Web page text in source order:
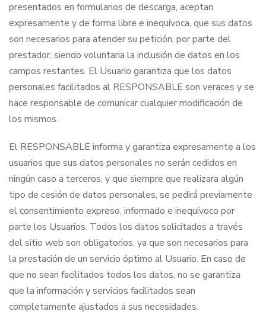
presentados en formularios de descarga, aceptan
expresamente y de forma libre e inequívoca, que sus datos
son necesarios para atender su petición, por parte del
prestador, siendo voluntaria la inclusión de datos en los
campos restantes. El Usuario garantiza que los datos
personales facilitados al RESPONSABLE son veraces y se
hace responsable de comunicar cualquier modificación de
los mismos.
El RESPONSABLE informa y garantiza expresamente a los
usuarios que sus datos personales no serán cedidos en
ningún caso a terceros, y que siempre que realizara algún
tipo de cesión de datos personales, se pedirá previamente
el consentimiento expreso, informado e inequívoco por
parte los Usuarios. Todos los datos solicitados a través
del sitio web son obligatorios, ya que son necesarios para
la prestación de un servicio óptimo al Usuario. En caso de
que no sean facilitados todos los datos, no se garantiza
que la información y servicios facilitados sean
completamente ajustados a sus necesidades.